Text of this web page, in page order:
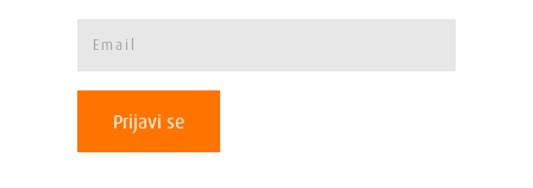
Prijavi se